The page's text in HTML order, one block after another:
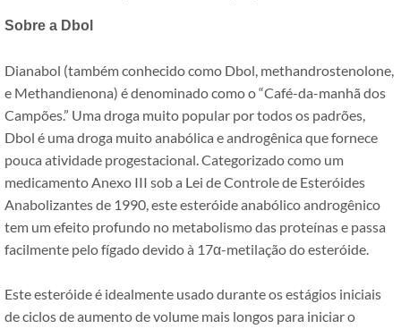
Sobre a Dbol
Dianabol (também conhecido como Dbol, methandrostenolone,
e Methandienona) é denominado como o “Café-da-manhã dos
Campões.” Uma droga muito popular por todos os padrões,
Dbol é uma droga muito anabólica e androgênica que fornece
pouca atividade progestacional. Categorizado como um
medicamento Anexo III sob a Lei de Controle de Esteróides
Anabolizantes de 1990, este esteróide anabólico androgênico
tem um efeito profundo no metabolismo das proteínas e passa
facilmente pelo fígado devido à 17α-metilação do esteróide.
Este esteróide é idealmente usado durante os estágios iniciais
de ciclos de aumento de volume mais longos para iniciar o